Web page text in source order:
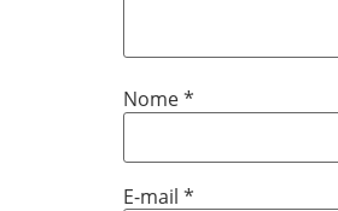
Nome*
E-mail *